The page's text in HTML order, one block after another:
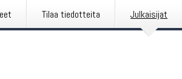
Tilaa tiedotteita Julkaisijat